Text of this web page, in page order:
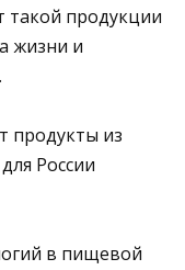
такой продукции
жизни и
продукты из
России
в пищевой